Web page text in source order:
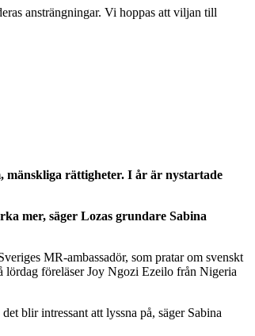
ansträngningar. Vi hoppas att viljan till
mänskliga rättigheter. I år är nystartade
mer, säger Lozas grundare Sabina
MR-ambassadör, som pratar om svenskt
lördag föreläser Joy Ngozi Ezeilo från Nigeria
blir intressant att lyssna på, säger Sabina